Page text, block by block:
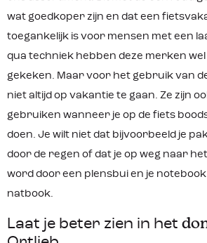
carbonsturen is
versteviging van
bevestiging aan
voor
als compacte
Bikepacker-
slechts 40 cm is
stuurtas de
iedereen die met
race- of cross-
Bikepacking-
het gewicht
extra
om nog extra
wat goedkoper zijn en dat een
toegankelijk is voor mensen met een
qua techniek hebben deze merken
gekeken. Maar voor het gebruik van
niet altijd op vakantie te gaan. Ze zijn
gebruiken wanneer je op de fiets
doen. Je wilt niet dat bijvoorbeeld je
door de regen of dat je op weg naar
word door een plensbui en je
natbook.
Laat je beter zien in het